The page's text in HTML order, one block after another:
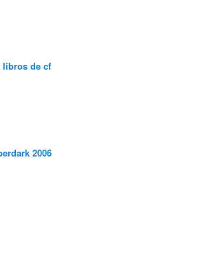
libros de cf
2006